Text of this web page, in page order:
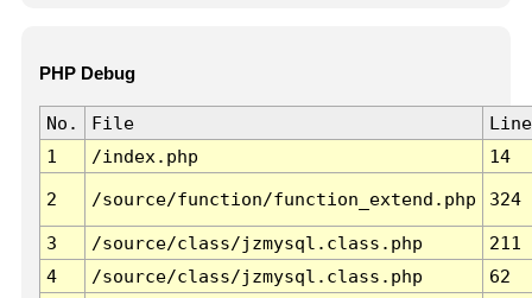
PHP Debug
No. File
Line
1
/index.php 14
2 /source/function/function_extend.php 324
3 /source/class/jzmysql.class.php
211
4
/source/class/jzmysql.class.php
62